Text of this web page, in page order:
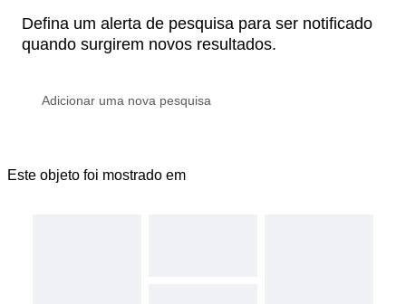
Defina um alerta de pesquisa para ser notificado
quando surgirem novos resultados.
Este objeto foi mostrado em